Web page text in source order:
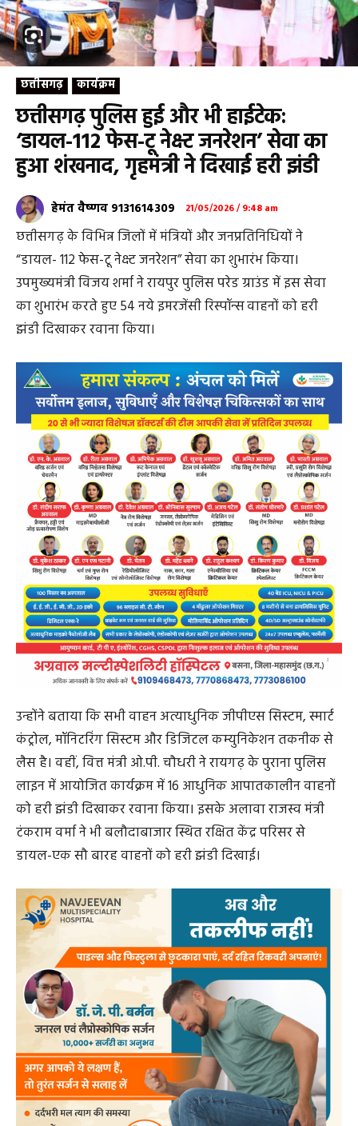
छत्तीसगढ़ कार्यक्रम
छत्तीसगढ़ पुलिस हुई और भी हाईटेक:
‘डायल-112 फेस-टू नेक्स्ट जनरेशन’ सेवा का
हुआ शंखनाद, गृहमंत्री ने दिखाई हरी झंडी
हेमंत वैष्णव 9131614309 21/05/2026 / 9:48 am
छत्तीसगढ़ के विभिन्न जिलों में मंत्रियों और जनप्रतिनिधियों ने
“डायल- 112 फेस-टू नेक्स्ट जनरेशन” सेवा का शुभारंभ किया।
उपमुख्यमंत्री विजय शर्मा ने रायपुर पुलिस परेड ग्राउंड में इस सेवा
का शुभारंभ करते हुए 54 नये इमरजेंसी रिस्पॉन्स वाहनों को हरी
झंडी दिखाकर रवाना किया।
उन्होंने बताया कि सभी वाहन अत्याधुनिक जीपीएस सिस्टम, स्मार्ट
कंट्रोल, मॉनिटरिंग सिस्टम और डिजिटल कम्युनिकेशन तकनीक से
लैस है। वहीं, वित्त मंत्री ओ.पी. चौधरी ने रायगढ़ के पुराना पुलिस
लाइन में आयोजित कार्यक्रम में 16 आधुनिक आपातकालीन वाहनों
को हरी झंडी दिखाकर रवाना किया। इसके अलावा राजस्व मंत्री
टंकराम वर्मा ने भी बलौदाबाजार स्थित रक्षित केंद्र परिसर से
डायल-एक सौ बारह वाहनों को हरी झंडी दिखाई।